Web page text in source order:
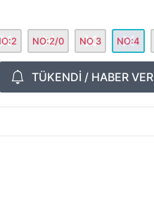
NO:2/0 NO 3 NO:4
TÜKENDİ / HABER VER